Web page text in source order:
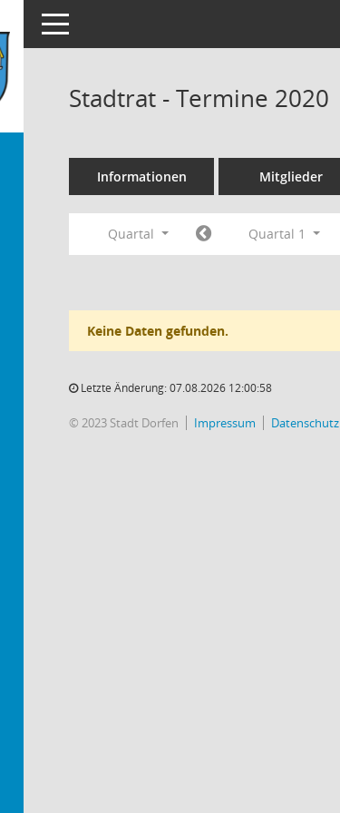
Toggle navigation
Stadtrat - Termine 2020
Informationen Mitglieder
Quartal Quartal 1
Keine Daten gefunden.
Letzte Änderung: 07.08.2026 12:00:58
© 2023 Stadt Dorfen Impressum Datenschutz